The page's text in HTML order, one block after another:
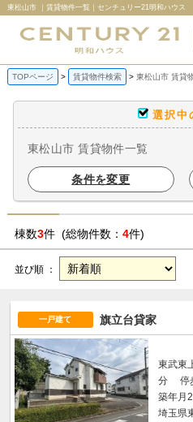
東松山市 ｜賃貸物件一覧｜センチュリー21明和ハウス
TOPページ 賃貸物件検索 東松山市 賃貸
選択中
東松山市 賃貸物件一覧
条件を変更
棟数3件 (総物件数： 4件)
並び順 ：
一戸建て 旗立台貸家
東武東
分 停
築年月
埼玉県